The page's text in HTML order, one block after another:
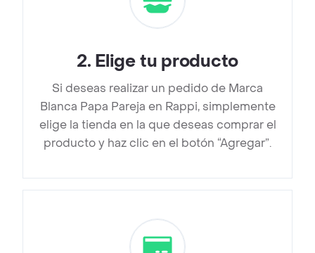
2. Elige tu producto
Si deseas realizar un pedido de Marca
Blanca Papa Pareja en Rappi, simplemente
elige la tienda en la que deseas comprar el
producto y haz clic en el botón “Agregar”.